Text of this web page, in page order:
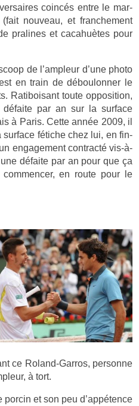
coincés entre le mar­
nouveau, et franche­ment
pralines et cacahuè­tes pour
de l’ampleur d’une photo
en train de déboulonn­er le
Ratiboisant toute op­posi­tion,
défaite par an sur la sur­face
à Paris. Cette année 2009, il
sur­face fétiche chez lui, en fin­
en­gage­ment contra­cté vis-à-
défaite par an pour que ça
en route pour le
ce Roland-Garros, per­son­ne
à tort.
et son peu d’appétence